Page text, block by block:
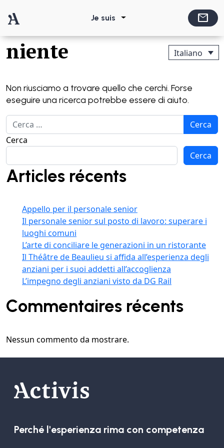
Navigazione principale
Je suis mail
Italiano
Non è stato trovato
niente
Non riusciamo a trovare quello che cerchi. Forse
eseguire una ricerca potrebbe essere di aiuto.
Ricerca per:
Cerca
Cerca
Articles récents
Appello per il personale senior
Il personale senior sul posto di lavoro: superare i
luoghi comuni
L’arte di conciliare le generazioni in un ristorante
Il Théâtre de Beaulieu si affida all’esperienza degli
anziani per i suoi addetti all’accoglienza
L’impegno degli anziani visto da DG Rail
Commentaires récents
Nessun commento da mostrare.
Perché l'esperienza rima con competenza